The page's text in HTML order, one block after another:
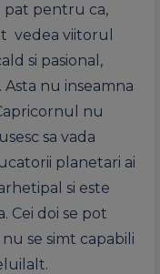
pat pentru ca,
vedea viitorul
si pasional,
nu inseamna
nu
sa vada
planetari ai
si este
Cei doi se pot
se simt capabili